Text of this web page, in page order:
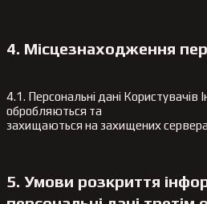
4. Місцезнаходження
4.1. Персональні дані Користувачів
обробляються та
захищаються на захищених
5. Умови розкриття